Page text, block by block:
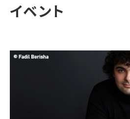
イベント